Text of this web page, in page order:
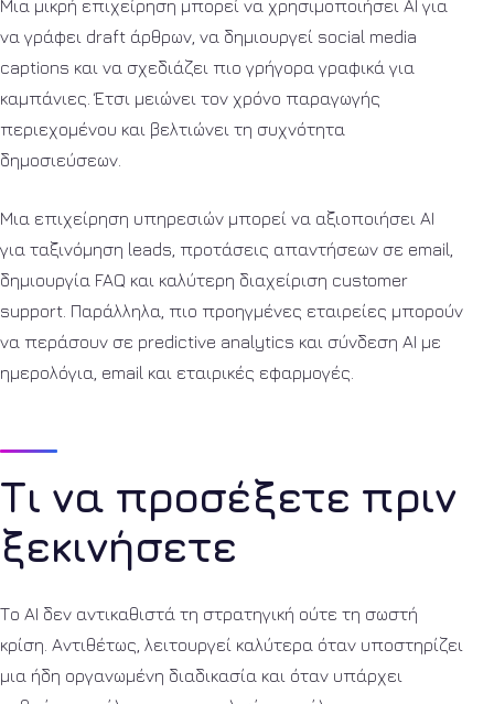
Μια μικρή επιχείρηση μπορεί να χρησιμοποιήσει AI για
να γράφει draft άρθρων, να δημιουργεί social media
captions και να σχεδιάζει πιο γρήγορα γραφικά για
καμπάνιες. Έτσι μειώνει τον χρόνο παραγωγής
περιεχομένου και βελτιώνει τη συχνότητα
δημοσιεύσεων.
Μια επιχείρηση υπηρεσιών μπορεί να αξιοποιήσει AI
για ταξινόμηση leads, προτάσεις απαντήσεων σε email,
δημιουργία FAQ και καλύτερη διαχείριση customer
support. Παράλληλα, πιο προηγμένες εταιρείες μπορούν
να περάσουν σε predictive analytics και σύνδεση AI με
ημερολόγια, email και εταιρικές εφαρμογές.
Τι να προσέξετε πριν
ξεκινήσετε
Το AI δεν αντικαθιστά τη στρατηγική ούτε τη σωστή
κρίση. Αντιθέτως, λειτουργεί καλύτερα όταν υποστηρίζει
μια ήδη οργανωμένη διαδικασία και όταν υπάρχει